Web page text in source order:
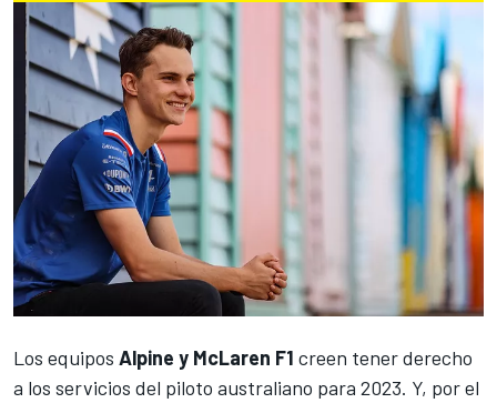
Los equipos Alpine y McLaren F1 creen tener derecho
a los servicios del piloto australiano para 2023. Y, por el